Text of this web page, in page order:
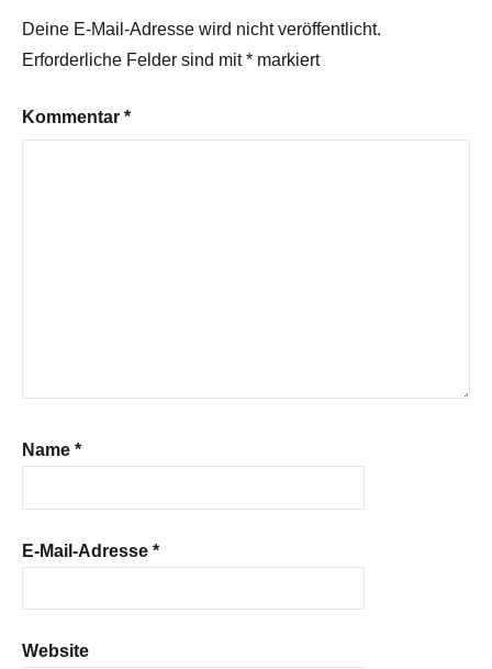
Deine E-Mail-Adresse wird nicht veröffentlicht.
Erforderliche Felder sind mit* markiert
Kommentar *
Name *
E-Mail-Adresse *
Website